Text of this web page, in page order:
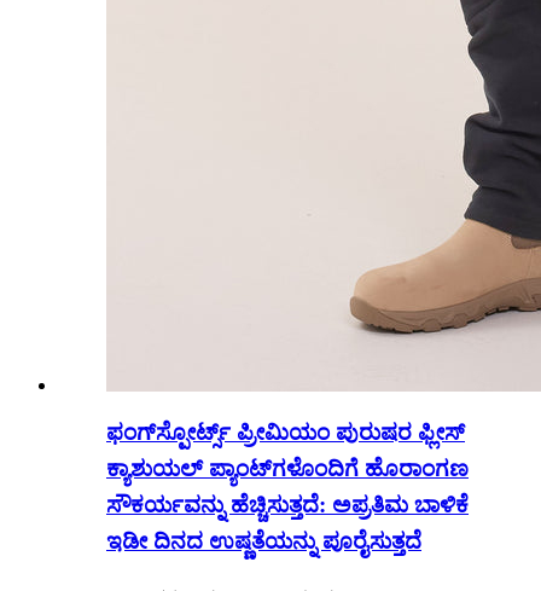
ಫಂಗ್‌ಸ್ಪೋರ್ಟ್ಸ್ ಪ್ರೀಮಿಯಂ ಪುರುಷರ ಫ್ಲೀಸ್
ಕ್ಯಾಶುಯಲ್ ಪ್ಯಾಂಟ್‌ಗಳೊಂದಿಗೆ ಹೊರಾಂಗಣ
ಸೌಕರ್ಯವನ್ನು ಹೆಚ್ಚಿಸುತ್ತದೆ: ಅಪ್ರತಿಮ ಬಾಳಿಕೆ
ಇಡೀ ದಿನದ ಉಷ್ಣತೆಯನ್ನು ಪೂರೈಸುತ್ತದೆ